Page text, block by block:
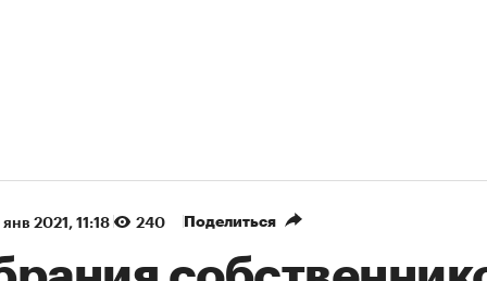
2021, 11:18 240 Поделиться